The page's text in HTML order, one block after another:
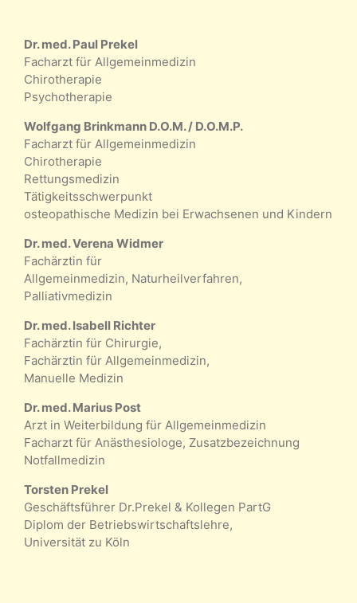
Dr. med. Paul Prekel
Facharzt für Allgemeinmedizin
Chirotherapie
Psychotherapie
Wolfgang Brinkmann D.O.M. / D.O.M.P.
Facharzt für Allgemeinmedizin
Chirotherapie
Rettungsmedizin
Tätigkeitsschwerpunkt
osteopathische Medizin bei Erwachsenen und Kindern
Dr. med. Verena Widmer
Fachärztin für
Allgemeinmedizin, Naturheilverfahren,
Palliativmedizin
Dr. med. Isabell Richter
Fachärztin für Chirurgie,
Fachärztin für Allgemeinmedizin,
Manuelle Medizin
Dr. med. Marius Post
Arzt in Weiterbildung für Allgemeinmedizin
Facharzt für Anästhesiologe, Zusatzbezeichnung
Notfallmedizin
Torsten Prekel
Geschäftsführer Dr.Prekel & Kollegen PartG
Diplom der Betriebswirtschaftslehre,
Universität zu Köln